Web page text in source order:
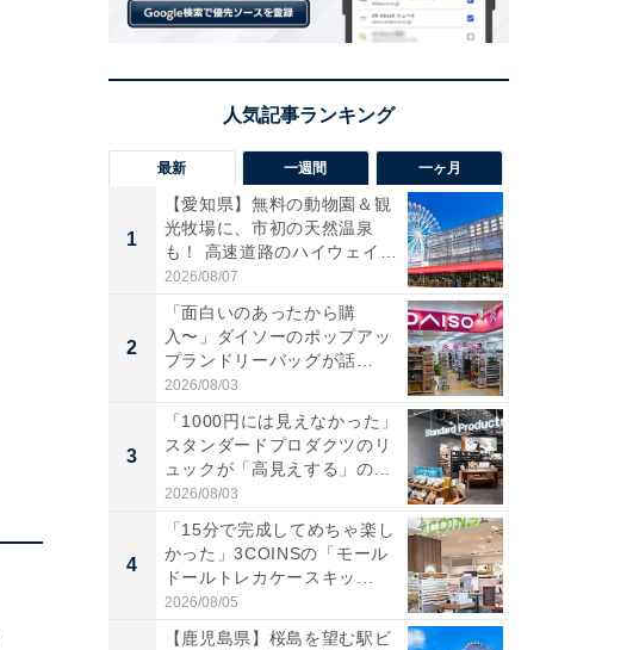
最新 一週間 一ヶ月
1
【愛知県】無料の動物園＆観
光牧場に、市初の天然温泉
も！ 高速道路のハイウェイオ
ア...
2026/08/07
2
「面白いのあったから購
入〜」ダイソーのポップアッ
プランドリーバッグが話
題。“さま...
2026/08/03
3
「1000円には見えなかった」
スタンダードプロダクツのリ
ュックが「高見えする」の...
2026/08/03
4
「15分で完成してめちゃ楽し
かった」3COINSの「モール
ドールトレカケースキッ...
2026/08/05
【鹿児島県】桜島を望む駅ビ